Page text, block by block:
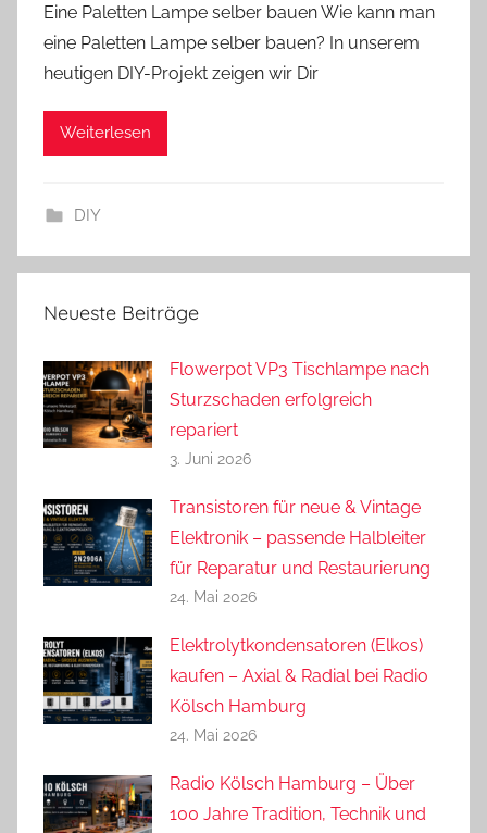
n
A
n
Eine Paletten Lampe selber bauen Wie kann man
eine Paletten Lampe selber bauen? In unserem
heutigen DIY-Projekt zeigen wir Dir
Weiterlesen
DIY
Neueste Beiträge
Flowerpot VP3 Tischlampe nach
Sturzschaden erfolgreich
repariert
3. Juni 2026
Transistoren für neue & Vintage
Elektronik – passende Halbleiter
für Reparatur und Restaurierung
24. Mai 2026
Elektrolytkondensatoren (Elkos)
kaufen – Axial & Radial bei Radio
Kölsch Hamburg
24. Mai 2026
Radio Kölsch Hamburg – Über
100 Jahre Tradition, Technik und